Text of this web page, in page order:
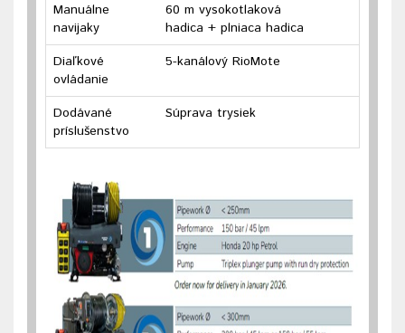
Manuálne
navijaky
60 m vysokotlaková
hadica + plniaca hadica
Diaľkové
ovládanie
5-kanálový RioMote
Dodávané
príslušenstvo
Súprava trysiek